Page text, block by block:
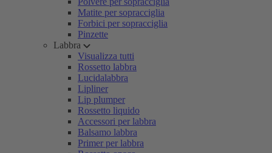
Matite per sopracciglia
Forbici per sopracciglia
Pinzette
Labbra
Visualizza tutti
Rossetto labbra
Lucidalabbra
Lipliner
Lip plumper
Rossetto liquido
Accessori per labbra
Balsamo labbra
Primer per labbra